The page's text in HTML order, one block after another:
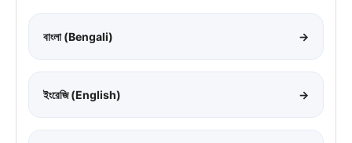
বাংলা (Bengali) →
ইংরেজি (English) →